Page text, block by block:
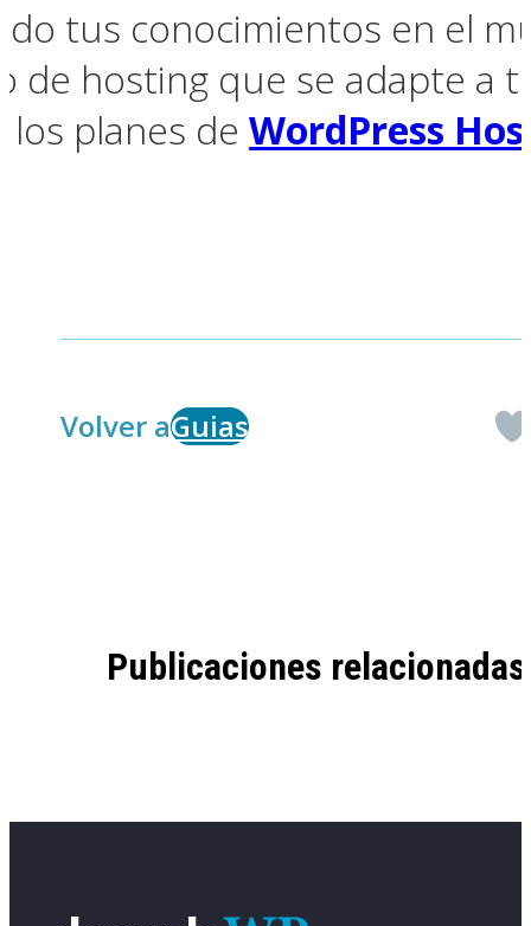
tus conocimientos en el
de hosting que se adapte a
los planes deWordPress
Volver aGuias
Publicaciones relacionadas